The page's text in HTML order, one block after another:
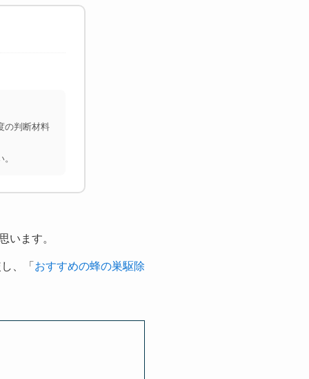
の判断材料
います。
、「 おすすめの蜂の巣駆除